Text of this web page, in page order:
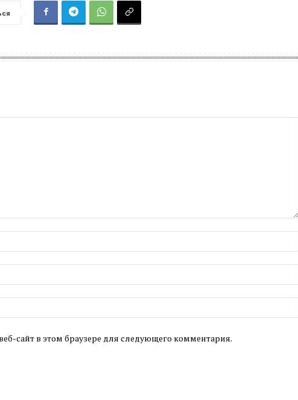
сайт в этом браузере для следующего комментария.